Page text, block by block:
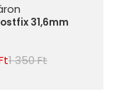
31,6mm
1 350 Ft